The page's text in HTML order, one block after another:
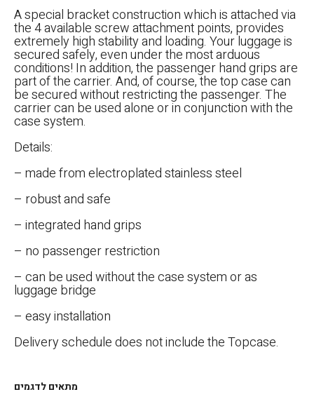
A special bracket construction which is attached via
the 4 available screw attachment points, provides
extremely high stability and loading. Your luggage is
secured safely, even under the most arduous
conditions! In addition, the passenger hand grips are
part of the carrier. And, of course, the top case can
be secured without restricting the passenger. The
carrier can be used alone or in conjunction with the
case system.
Details:
– made from electroplated stainless steel
– robust and safe
– integrated hand grips
– no passenger restriction
– can be used without the case system or as
luggage bridge
– easy installation
Delivery schedule does not include the Topcase.
מתאים לדגמים